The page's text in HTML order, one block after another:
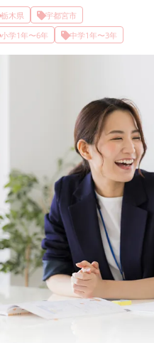
栃木県
宇都宮市
小学1年〜6年
中学1年〜3年